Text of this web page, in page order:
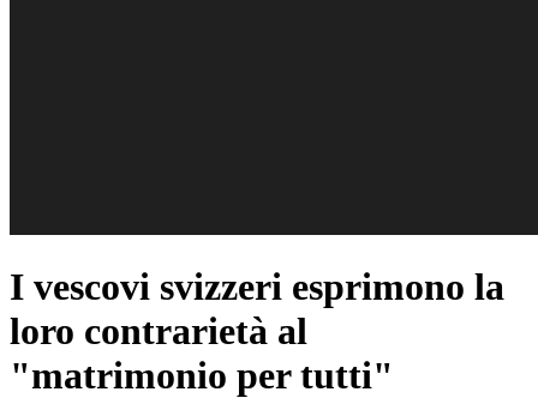
I vescovi svizzeri esprimono la
loro contrarietà al
"matrimonio per tutti"